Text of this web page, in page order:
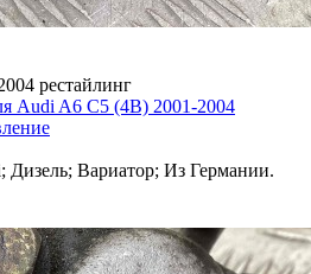
рестайлинг
Audi A6 C5 (4B) 2001-2004
Дизель; Вариатор; Из Германии.